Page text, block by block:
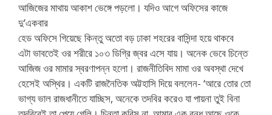
আজিজের মাথায় আকাশ ভেঙ্গে পড়লো। যদিও আগে অফিসের কাজে
দু’একবার
হেড অফিসে গিয়েছে কিন্তু অতো বড় ঢাকা শহরের বাসিন্দা হয়ে থাকবে
এটা ভাবতেই ওর শরীরে ১০৩ ডিগ্রি জ্বর এসে যায়। অনেক ভেবে চিন্তে
আজিজ ওর মামার স্বরণাপন্ন হলো। রাজনীতিবিদ মামা ওর অবস্থা দেখে
হেসেই অস্থির। একটি রাজনৈতিক অট্টহাসি দিয়ে বললেন- ‘আরে তোর তো
ভাগ্য ভাল রাজধানীতে যাচ্ছিস, অনেকে তদবির করেও যা পায়না তুই বিনা